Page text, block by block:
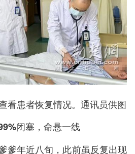
看患者恢复情况。通讯员供图
闭塞，命悬一线
爹年近八旬，此前虽反复出现